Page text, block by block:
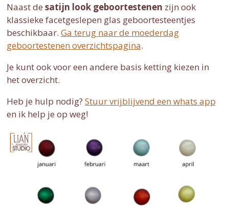
Naast de satijn look geboortestenen zijn ook
klassieke facetgeslepen glas geboortesteentjes
beschikbaar. Ga terug naar de moederdag
geboortestenen overzichtspagina.
Je kunt ook voor een andere basis ketting kiezen in
het overzicht.
Heb je hulp nodig? Stuur vrijblijvend een whats app
en ik help je op weg!